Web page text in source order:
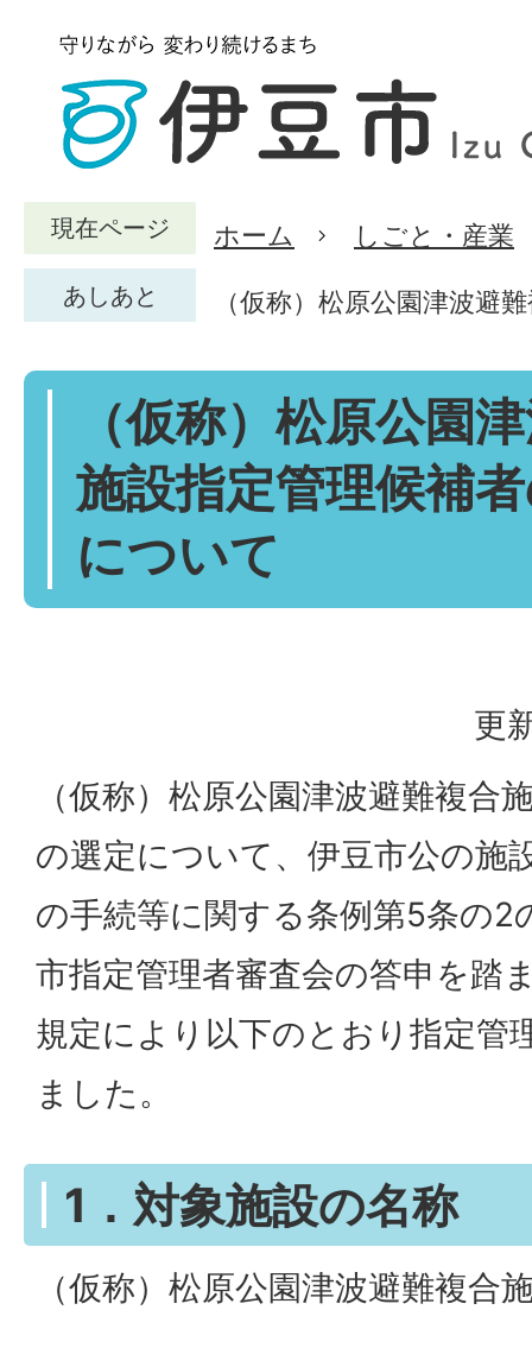
現在ページ ホーム しごと・産業
あしあと （仮称）松原公園津波避
（仮称）松原公園
施設指定管理候補
について
更
（仮称）松原公園津波避難複合
の選定について、伊豆市公の施
の手続等に関する条例第5条の2
市指定管理者審査会の答申を踏
規定により以下のとおり指定管
ました。
1．対象施設の名称
（仮称）松原公園津波避難複合